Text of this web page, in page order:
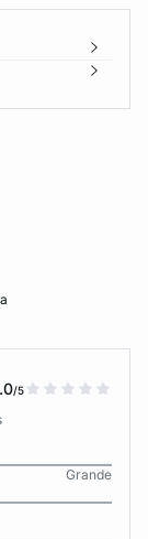
/5
Grande